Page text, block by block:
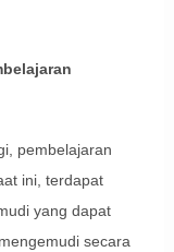
pembelajaran
ini, terdapat
yang dapat
secara